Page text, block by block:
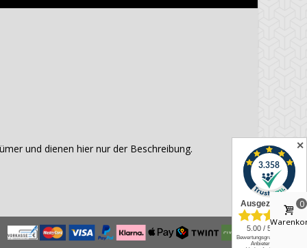
✕
und dienen hier nur der Beschreibung.
0